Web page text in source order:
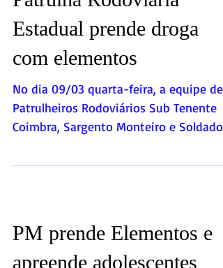
Patrulha Rodoviária
Estadual prende droga
com elementos
No dia 09/03 quarta-feira, a equipe de
Patrulheiros Rodoviários Sub Tenente
Tarcísio, quando na RJ...
PM prende Elementos e